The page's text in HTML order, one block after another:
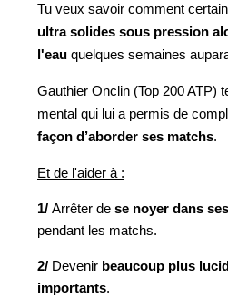
Tu veux savoir comment
ultra solides sous pression
l'eau quelques semaines
Gauthier Onclin (Top 200 ATP)
mental qui lui a permis de
façon d’aborder ses matchs.
Et de l'aider à :
1/ Arrêter de se noyer dans
pendant les matchs.
2/ Devenir beaucoup plus
importants.